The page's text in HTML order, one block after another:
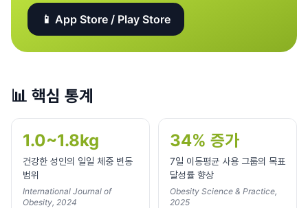
📱 App Store / Play Store
📊 핵심 통계
1.0~1.8kg
건강한 성인의 일일 체중 변동
범위
International Journal of
Obesity, 2024
34% 증가
7일 이동평균 사용 그룹의 목표
달성률 향상
Obesity Science & Practice,
2025